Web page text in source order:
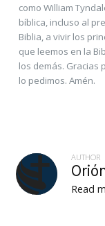
como William
bíblica, incluso al
Biblia, a vivir los
que leemos en la
los demás. Gracias
lo pedimos. Amén.
AUTHOR
Read